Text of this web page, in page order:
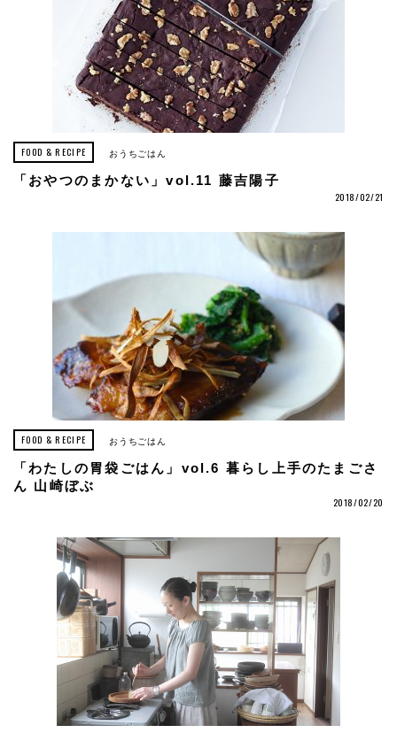
FOOD & RECIPE おうちごはん
「おやつのまかない」vol.11 藤吉陽子
2018/02/21
FOOD & RECIPE おうちごはん
「わたしの胃袋ごはん」vol.6 暮らし上手のたまごさ
ん 山崎ぼぶ
2018/02/20